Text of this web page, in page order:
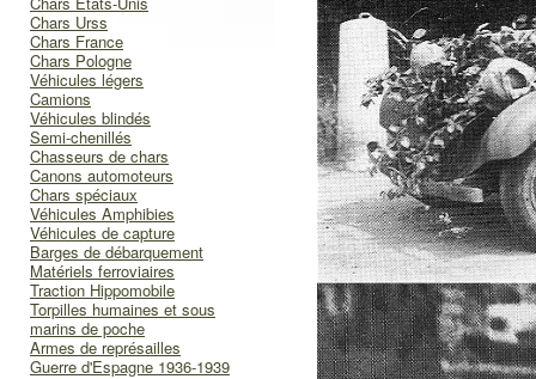
Chars Urss
Chars France
Chars Pologne
Véhicules légers
Camions
Véhicules blindés
Semi-chenillés
Chasseurs de chars
Canons automoteurs
Chars spéciaux
Véhicules Amphibies
Véhicules de capture
Barges de débarquement
Matériels ferroviaires
Traction Hippomobile
Torpilles humaines et sous
marins de poche
Armes de représailles
Guerre d'Espagne 1936-1939